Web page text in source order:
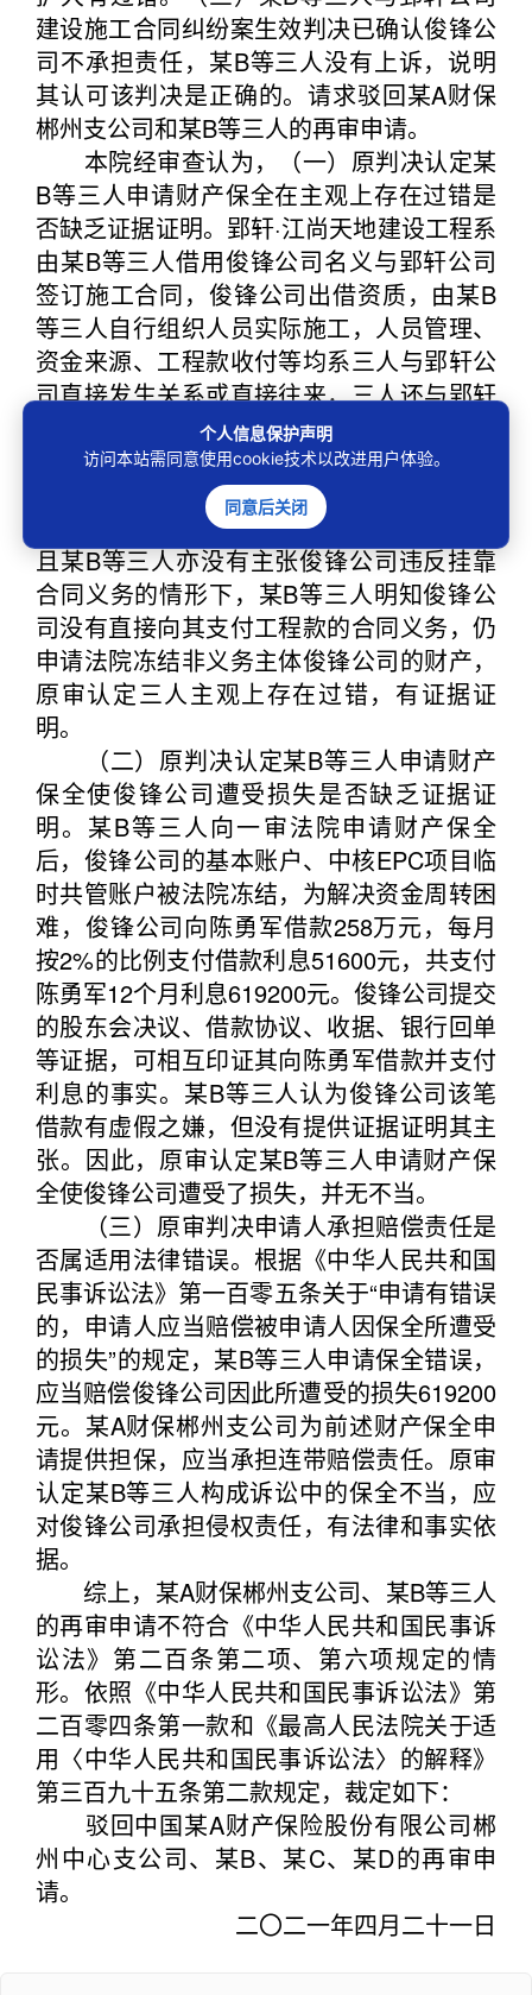
建设施工合同纠纷案生效判决已确认俊锋公
司不承担责任，某B等三人没有上诉，说明
其认可该判决是正确的。请求驳回某A财保
郴州支公司和某B等三人的再审申请。
本院经审查认为，（一）原判决认定某
B等三人申请财产保全在主观上存在过错是
否缺乏证据证明。郢轩·江尚天地建设工程系
由某B等三人借用俊锋公司名义与郢轩公司
签订施工合同，俊锋公司出借资质，由某B
等三人自行组织人员实际施工，人员管理、
资金来源、工程款收付等均系三人与郢轩公
司直接发生关系或直接往来，三人还与郢轩
公司签订了建设工程施工合同补充协议，故
某B等三人与俊锋公司之间为挂靠关系。在
法律没有规定被挂靠人应承担工程款支付责
任，或对发包人支付工程款承担连带责任，
且某B等三人亦没有主张俊锋公司违反挂靠
合同义务的情形下，某B等三人明知俊锋公
司没有直接向其支付工程款的合同义务，仍
申请法院冻结非义务主体俊锋公司的财产，
原审认定三人主观上存在过错，有证据证
明。
（二）原判决认定某B等三人申请财产
保全使俊锋公司遭受损失是否缺乏证据证
明。某B等三人向一审法院申请财产保全
后，俊锋公司的基本账户、中核EPC项目临
时共管账户被法院冻结，为解决资金周转困
难，俊锋公司向陈勇军借款258万元，每月
按2%的比例支付借款利息51600元，共支付
陈勇军12个月利息619200元。俊锋公司提交
的股东会决议、借款协议、收据、银行回单
等证据，可相互印证其向陈勇军借款并支付
利息的事实。某B等三人认为俊锋公司该笔
借款有虚假之嫌，但没有提供证据证明其主
张。因此，原审认定某B等三人申请财产保
全使俊锋公司遭受了损失，并无不当。
（三）原审判决申请人承担赔偿责任是
否属适用法律错误。根据《中华人民共和国
民事诉讼法》第一百零五条关于“申请有错误
的，申请人应当赔偿被申请人因保全所遭受
的损失”的规定，某B等三人申请保全错误，
应当赔偿俊锋公司因此所遭受的损失619200
元。某A财保郴州支公司为前述财产保全申
请提供担保，应当承担连带赔偿责任。原审
认定某B等三人构成诉讼中的保全不当，应
对俊锋公司承担侵权责任，有法律和事实依
据。
综上，某A财保郴州支公司、某B等三人
的再审申请不符合《中华人民共和国民事诉
讼法》第二百条第二项、第六项规定的情
形。依照《中华人民共和国民事诉讼法》第
二百零四条第一款和《最高人民法院关于适
用〈中华人民共和国民事诉讼法〉的解释》
第三百九十五条第二款规定，裁定如下：
驳回中国某A财产保险股份有限公司郴
州中心支公司、某B、某C、某D的再审申
请。
二〇二一年四月二十一日
个人信息保护声明
访问本站需同意使用cookie技术以改进用户体验。
同意后关闭